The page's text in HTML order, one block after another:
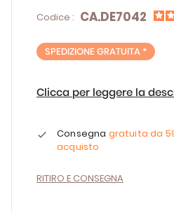
Codice : CA.DE7042
SPEDIZIONE GRATUITA *
Clicca per leggere la
Consegna gratuita da
acquisto
RITIRO E CONSEGNA